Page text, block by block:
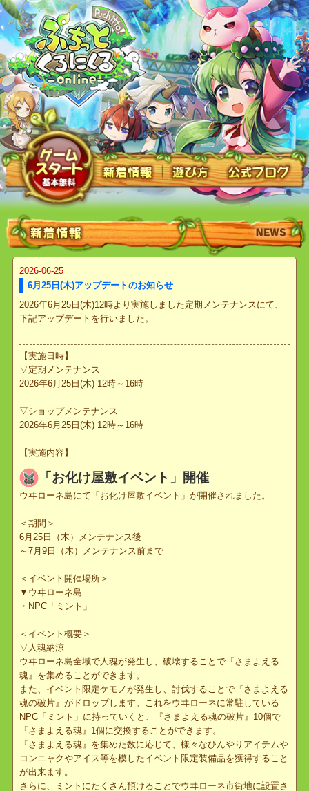
2026-06-25
6月25日(木)アップデートのお知らせ
2026年6月25日(木)12時より実施しました定期メンテナンスにて、
【実施日時】
2026年6月25日(木) 12時～16時
2026年6月25日(木) 12時～16時
【実施内容】
ウヰローネ島にて「お化け屋敷イベント」が開催されました。
6月25日（木）メンテナンス後
～7月9日（木）メンテナンス前まで
▼ウヰローネ島
・NPC「ミント」
＜イベント概要＞
▽人魂納涼
ウヰローネ島全域で人魂が発生し、破壊することで『さまよえる
魂』を集めることができます。
また、イベント限定ケモノが発生し、討伐することで『さまよえる
魂の破片』がドロップします。これをウヰローネに常駐している
NPC「ミント」に持っていくと、『さまよえる魂の破片』10個で
『さまよえる魂』1個に交換することができます。